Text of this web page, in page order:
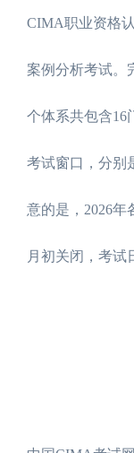
CIMA职业资格
案例分析考试。
个体系共包含16
考试窗口，分别
意的是，2026
月初关闭，考试